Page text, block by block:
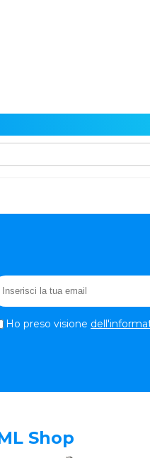
Ho preso visione
Shop